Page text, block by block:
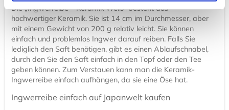
Die „Ingwerreibe – Keramik Weiß“ besteht aus
hochwertiger Keramik. Sie ist 14 cm im Durchmesser, aber
mit einem Gewicht von 200 g relativ leicht. Sie können
einfach und problemlos Ingwer darauf reiben. Falls Sie
lediglich den Saft benötigen, gibt es einen Ablaufschnabel,
durch den Sie den Saft einfach in den Topf oder den Tee
geben können. Zum Verstauen kann man die Keramik-
Ingwerreibe einfach aufhängen, da sie eine Öse hat.
Ingwerreibe einfach auf Japanwelt kaufen